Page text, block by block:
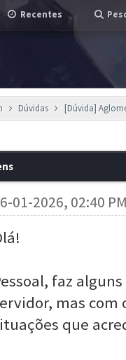
Recentes
Dúvidas [Dúvida]
01-2026, 02:40
faz
mas
que